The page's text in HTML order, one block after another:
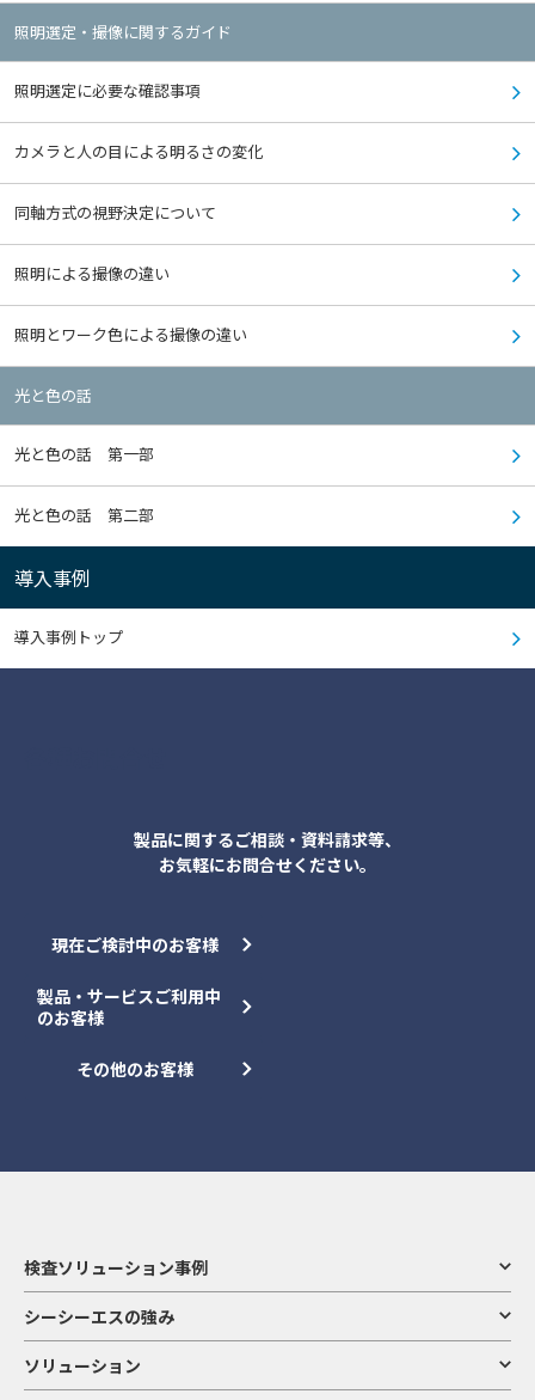
照明選定・撮像に関するガイド
照明選定に必要な確認事項
カメラと人の目による明るさの変化
同軸方式の視野決定について
照明による撮像の違い
照明とワーク色による撮像の違い
光と色の話
光と色の話 第一部
光と色の話 第二部
導入事例
導入事例トップ
製品に関するご相談・資料請求等、
お気軽にお問合せください。
現在ご検討中のお客様
製品・サービスご利用中
のお客様
その他のお客様
検査ソリューション事例
シーシーエスの強み
ソリューション